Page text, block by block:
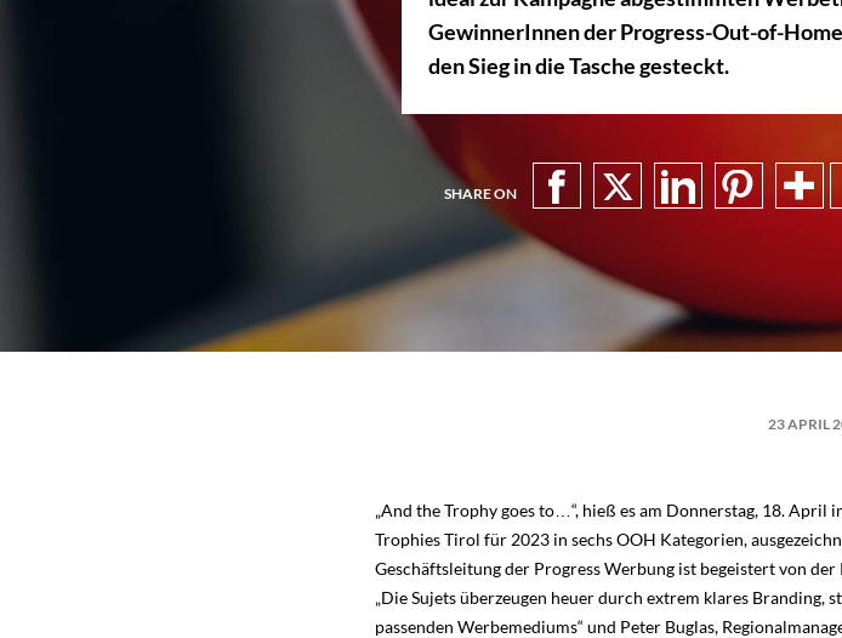
10. Altstadtgaragen
11. Hinweistafel
12. Mobile Werbung
13. Magazin für Mitarbeiter:innen der Stadt
14. Reservierung A-Ständer
15. Premiumflächen Salzburg Airport
GewinnerInnen der Progress-Out-of-
den Sieg in die Tasche gesteckt.
SHARE ON
23 APRIL
„And the Trophy goes to…“, hieß es am Donnerstag, 18.
Trophies Tirol für 2023 in sechs OOH Kategorien,
Geschäftsleitung der Progress Werbung ist begeistert von
„Die Sujets überzeugen heuer durch extrem klares Branding,
passenden Werbemediums“ und Peter Buglas,